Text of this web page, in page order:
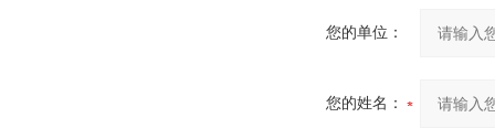
您的单位：
您的姓名：